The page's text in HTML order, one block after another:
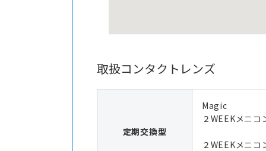
取扱コンタクトレンズ
定期交換型
Magic
２WEEKメニ
２WEEKメニ